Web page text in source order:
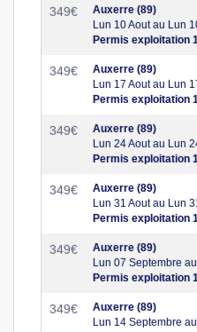
349€
Auxerre (89)
Lun 10 Aout au Lun
Permis exploitation
349€
Auxerre (89)
Lun 17 Aout au Lun
Permis exploitation
349€
Auxerre (89)
Lun 24 Aout au Lun
Permis exploitation
349€
Auxerre (89)
Lun 31 Aout au Lun
Permis exploitation
349€
Auxerre (89)
Lun 07 Septembre
Permis exploitation
349€
Auxerre (89)
Lun 14 Septembre